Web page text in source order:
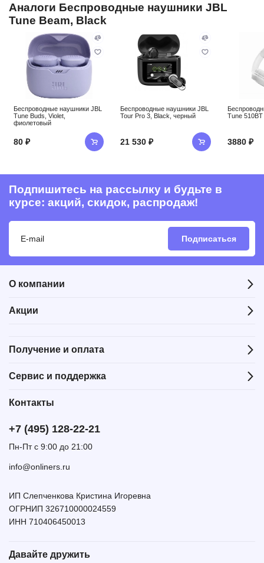
Аналоги Беспроводные наушники JBL
Tune Beam, Black
Беспроводные наушники JBL
Tune Buds, Violet,
фиолетовый
80 ₽
Беспроводные наушники JBL
Tour Pro 3, Black, черный
21 530 ₽
Tune
3880 ₽
Подпишитесь на рассылку и будьте в
курсе: акций, скидок, распродаж!
Подписаться
О компании
Акции
Получение и оплата
Сервис и поддержка
Контакты
+7 (495) 128-22-21
Пн-Пт с 9:00 до 21:00
info@onliners.ru
ИП Слепченкова Кристина Игоревна
ОГРНИП 326710000024559
ИНН 710406450013
Давайте дружить